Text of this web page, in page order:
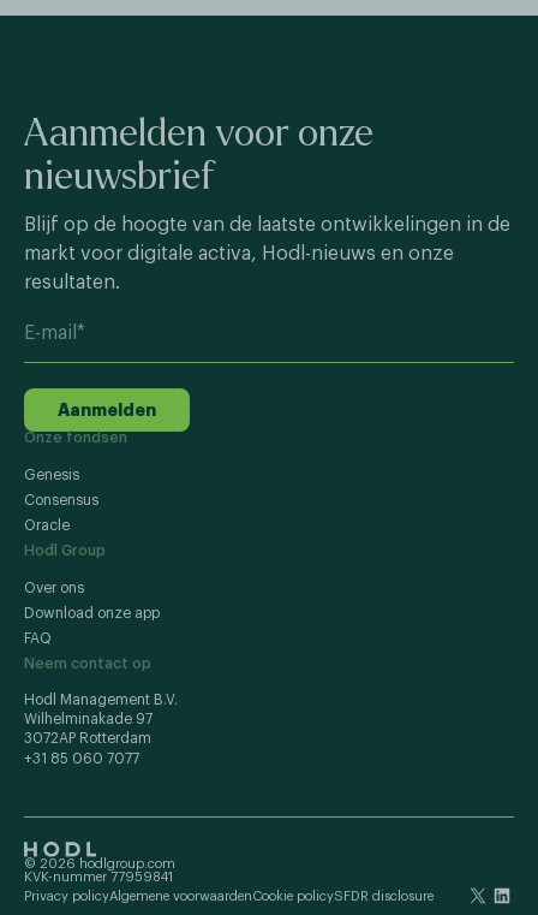
Aanmelden voor onze
nieuwsbrief
Blijf op de hoogte van de laatste ontwikkelingen in de
markt voor digitale activa, Hodl-nieuws en onze
resultaten.
Aanmelden
Onze fondsen
Genesis
Consensus
Oracle
Hodl Group
Over ons
Download onze app
FAQ
Neem contact op
Hodl Management B.V.
Wilhelminakade 97
3072AP Rotterdam
+31 85 060 7077
© 2026 hodlgroup.com
KVK-nummer 77959841
Privacy policyAlgemene voorwaardenCookie policySFDR disclosure